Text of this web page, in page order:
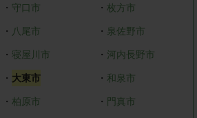
・ 守口市 ・枚方市
・ 八尾市 ・ 泉佐野市
・ 寝屋川市 ・ 河内長野市
・ 大東市 ・ 和泉市
・ 柏原市 ・ 門真市